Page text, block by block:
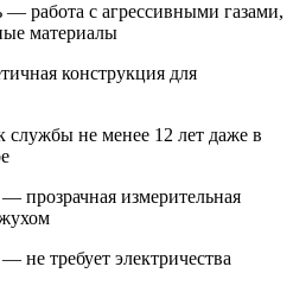
— работа с агрессивными газами,
материалы
конструкция для
службы не менее 12 лет даже в
прозрачная измерительная
не требует электричества